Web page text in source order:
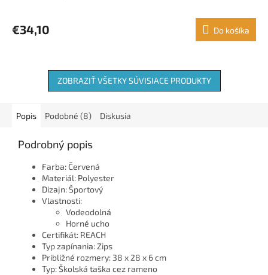
€34,10 Do košíka
ZOBRAZIŤ VŠETKY SÚVISIACE PRODUKTY
Popis Podobné (8) Diskusia
Podrobný popis
Farba: Červená
Materiál: Polyester
Dizajn: Športový
Vlastnosti:
Vodeodolná
Horné ucho
Certifikát: REACH
Typ zapínania: Zips
Približné rozmery: 38 x 28 x 6 cm
Typ: Školská taška cez rameno